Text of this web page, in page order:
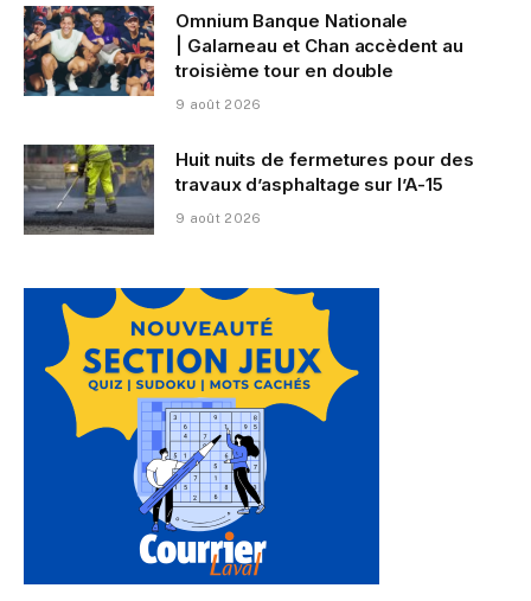
Omnium Banque Nationale
| Galarneau et Chan accèdent au
troisième tour en double
9 août 2026
Huit nuits de fermetures pour des
travaux d’asphaltage sur l’A-15
9 août 2026